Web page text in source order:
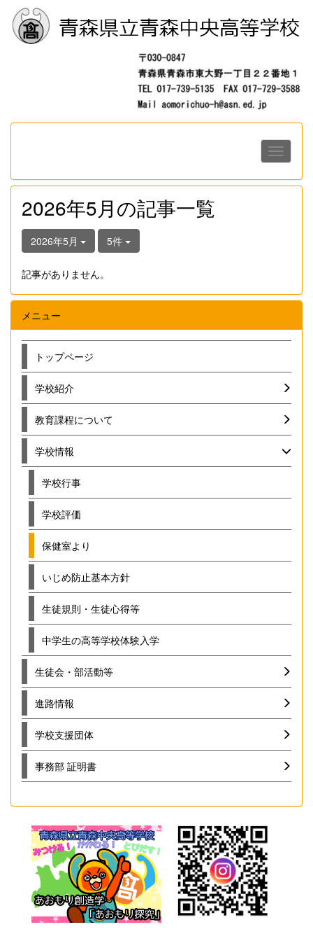
2026年5月の記事一覧
2026年5月 5件
記事がありません。
メニュー
トップページ
学校紹介
教育課程について
学校情報
学校行事
学校評価
保健室より
いじめ防止基本方針
生徒規則・生徒心得等
中学生の高等学校体験入学
生徒会・部活動等
進路情報
学校支援団体
事務部 証明書